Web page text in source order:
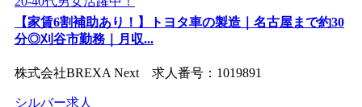
【家賃6割補助あり！】トヨタ車の製造｜名古屋まで約30
分◎刈谷市勤務｜月収...
株式会社BREXA Next 求人番号：1019891
シルバー求人